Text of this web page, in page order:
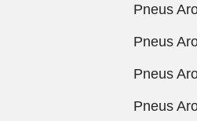
Pneus
Pneus
Pneus
Pneus